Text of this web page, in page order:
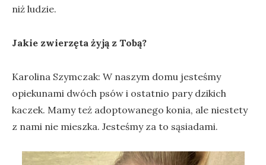
niż ludzie.
Jakie zwierzęta żyją z Tobą?
Karolina Szymczak: W naszym domu jesteśmy
opiekunami dwóch psów i ostatnio pary dzikich
kaczek. Mamy też adoptowanego konia, ale niestety
z nami nie mieszka. Jesteśmy za to sąsiadami.